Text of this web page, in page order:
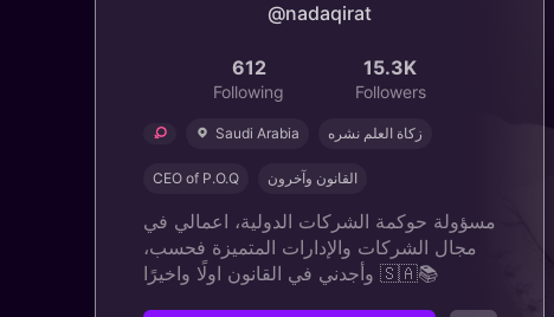
@nadaqirat
612
Following
15.3K
Followers
Saudi Arabia زكاة العلم نشره
CEO of P.O.Q القانون وآخرون
مسؤولة حوكمة الشركات الدولية، اعمالي في
مجال الشركات والإدارات المتميزة فحسب،
وأجدني في القانون اولًا واخيرًا 🇸🇦📚